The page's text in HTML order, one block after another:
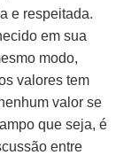
e respeitada.
em sua
modo,
valores tem
valor se
que seja, é
entre